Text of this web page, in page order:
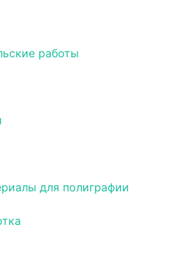
работы
для полиграфии